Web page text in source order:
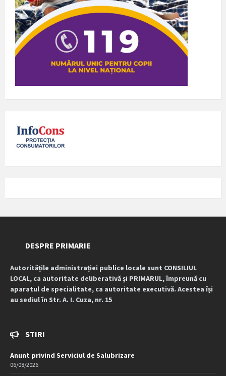
DESPRE PRIMARIE
Autoritățile administrației publice locale sunt CONSILIUL
LOCAL, ca autoritate deliberativă și PRIMARUL, împreună cu
aparatul de specialitate, ca autoritate executivă. Acestea își
au sediul în Str. A. I. Cuza, nr. 15
STIRI
Anunt privind Serviciul de Salubrizare
06/08/2026